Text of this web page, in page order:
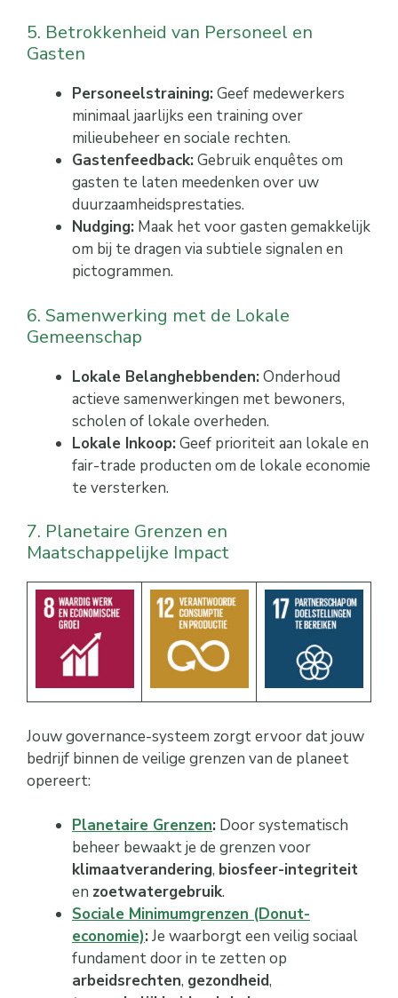
5. Betrokkenheid van Personeel en
Gasten
Personeelstraining:Geef medewerkers
minimaal jaarlijks een training over
milieubeheer en sociale rechten.
Gastenfeedback:Gebruik enquêtes om
gasten te laten meedenken over uw
duurzaamheidsprestaties.
Nudging: Maak het voor gasten gemakkelijk
om bij te dragen via subtiele signalen en
pictogrammen.
6. Samenwerking met de Lokale
Gemeenschap
Lokale Belanghebbenden:Onderhoud
actieve samenwerkingen met bewoners,
scholen of lokale overheden.
Lokale Inkoop:Geef prioriteit aan lokale en
fair-trade producten om de lokale economie
te versterken.
7. Planetaire Grenzen en
Maatschappelijke Impact
Jouw governance-systeem zorgt ervoor dat jouw
bedrijf binnen de veilige grenzen van de planeet
opereert:
Planetaire Grenzen: Door systematisch
beheer bewaakt je de grenzen voor
klimaatverandering, biosfeer-integriteit
en zoetwatergebruik.
Sociale Minimumgrenzen (Donut-
economie):Je waarborgt een veilig sociaal
fundament door in te zetten op
arbeidsrechten, gezondheid,